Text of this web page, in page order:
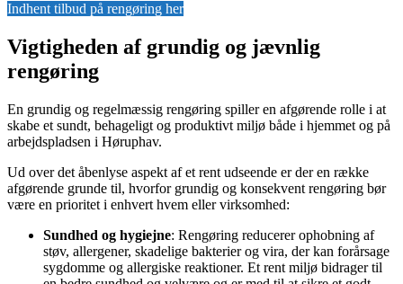
Indhent tilbud på rengøring her
Vigtigheden af grundig og jævnlig
rengøring
En grundig og regelmæssig rengøring spiller en afgørende rolle i at
skabe et sundt, behageligt og produktivt miljø både i hjemmet og på
arbejdspladsen i Høruphav.
Ud over det åbenlyse aspekt af et rent udseende er der en række
afgørende grunde til, hvorfor grundig og konsekvent rengøring bør
være en prioritet i enhvert hvem eller virksomhed:
Sundhed og hygiejne: Rengøring reducerer ophobning af
støv, allergener, skadelige bakterier og vira, der kan forårsage
sygdomme og allergiske reaktioner. Et rent miljø bidrager til